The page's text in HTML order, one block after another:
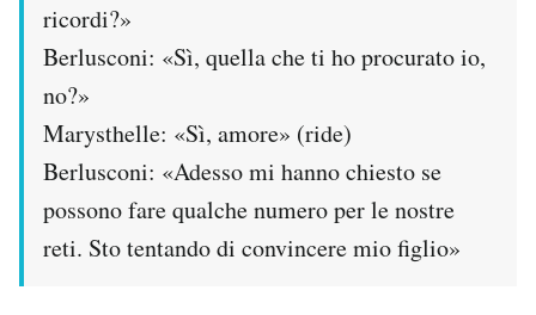
ricordi?»
Berlusconi: «Sì, quella che ti ho procurato io,
no?»
Marysthelle: «Sì, amore» (ride)
Berlusconi: «Adesso mi hanno chiesto se
possono fare qualche numero per le nostre
reti. Sto tentando di convincere mio figlio»